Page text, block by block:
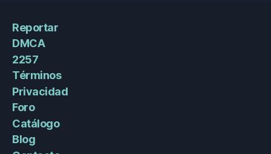
Reportar
DMCA
2257
Términos
Privacidad
Foro
Catálogo
Blog